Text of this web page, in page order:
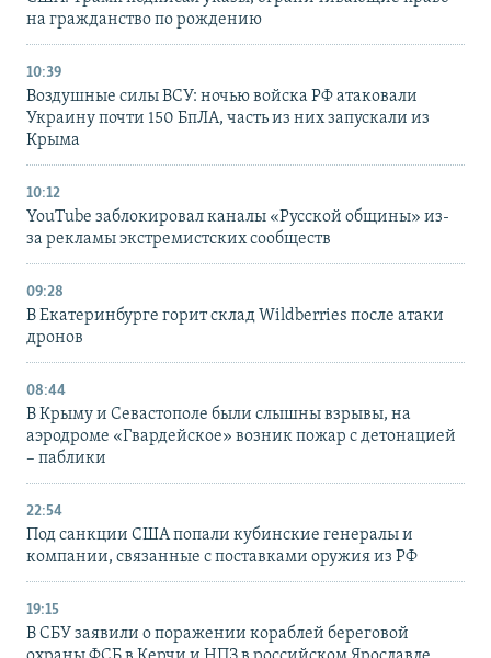
на гражданство по рождению
10:39
Воздушные силы ВСУ: ночью войска РФ атаковали
Украину почти 150 БпЛА, часть из них запускали из
Крыма
10:12
YouTube заблокировал каналы «Русской общины» из-
за рекламы экстремистских сообществ
09:28
В Екатеринбурге горит склад Wildberries после атаки
дронов
08:44
В Крыму и Севастополе были слышны взрывы, на
аэродроме «Гвардейское» возник пожар с детонацией
– паблики
22:54
Под санкции США попали кубинские генералы и
компании, связанные с поставками оружия из РФ
19:15
В СБУ заявили о поражении кораблей береговой